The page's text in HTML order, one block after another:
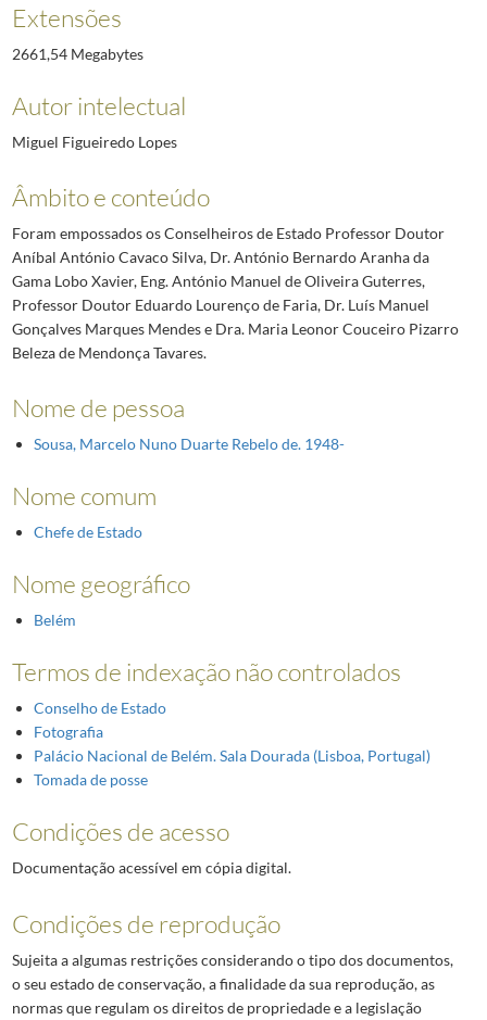
Extensões
2661,54 Megabytes
Autor intelectual
Miguel Figueiredo Lopes
Âmbito e conteúdo
Foram empossados os Conselheiros de Estado Professor Doutor
Aníbal António Cavaco Silva, Dr. António Bernardo Aranha da
Gama Lobo Xavier, Eng. António Manuel de Oliveira Guterres,
Professor Doutor Eduardo Lourenço de Faria, Dr. Luís Manuel
Gonçalves Marques Mendes e Dra. Maria Leonor Couceiro Pizarro
Beleza de Mendonça Tavares.
Nome de pessoa
Sousa, Marcelo Nuno Duarte Rebelo de. 1948-
Nome comum
Chefe de Estado
Nome geográfico
Belém
Termos de indexação não controlados
Conselho de Estado
Fotografia
Palácio Nacional de Belém. Sala Dourada (Lisboa, Portugal)
Tomada de posse
Condições de acesso
Documentação acessível em cópia digital.
Condições de reprodução
Sujeita a algumas restrições considerando o tipo dos documentos,
o seu estado de conservação, a finalidade da sua reprodução, as
normas que regulam os direitos de propriedade e a legislação